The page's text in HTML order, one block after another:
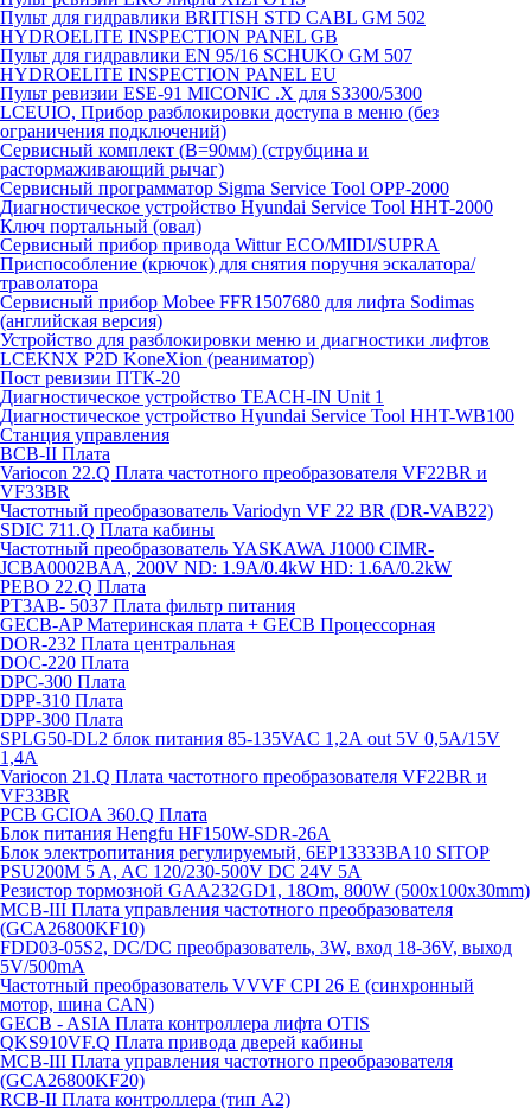
Пульт для гидравлики BRITISH STD CABL GM 502
HYDROELITE INSPECTION PANEL GB
Пульт для гидравлики EN 95/16 SCHUKO GM 507
HYDROELITE INSPECTION PANEL EU
Пульт ревизии ESE-91 MICONIC .X для S3300/5300
LCEUIO, Прибор разблокировки доступа в меню (без
ограничения подключений)
Сервисный комплект (В=90мм) (струбцина и
растормаживающий рычаг)
Сервисный программатор Sigma Service Tool OPP-2000
Диагностическое устройство Hyundai Service Tool HHT-2000
Ключ портальный (овал)
Сервисный прибор привода Wittur ECO/MIDI/SUPRA
Приспособление (крючок) для снятия поручня эскалатора/
траволатора
Сервисный прибор Mobee FFR1507680 для лифта Sodimas
(английская версия)
Устройство для разблокировки меню и диагностики лифтов
LCEKNX P2D KoneXion (реаниматор)
Пост ревизии ПТК-20
Диагностическое устройство TEACH-IN Unit 1
Диагностическое устройство Hyundai Service Tool HHT-WB100
Станция управления
BCB-II Плата
Variocon 22.Q Плата частотного преобразователя VF22BR и
VF33BR
Частотный преобразователь Variodyn VF 22 BR (DR-VAB22)
SDIC 711.Q Плата кабины
Частотный преобразователь YASKAWA J1000 CIMR-
JCBA0002BAA, 200V ND: 1.9A/0.4kW HD: 1.6A/0.2kW
PEBO 22.Q Плата
РТ3АВ- 5037 Плата фильтр питания
GECB-AP Материнская плата + GECB Процессорная
DOR-232 Плата центральная
DOC-220 Плата
DPC-300 Плата
DPP-310 Плата
DPP-300 Плата
SPLG50-DL2 блок питания 85-135VAC 1,2А out 5V 0,5А/15V
1,4А
Variocon 21.Q Плата частотного преобразователя VF22BR и
VF33BR
PCB GCIOA 360.Q Плата
Блок питания Hengfu HF150W-SDR-26A
Блок электропитания регулируемый, 6EP13333BA10 SITOP
PSU200M 5 A, AC 120/230-500V DC 24V 5A
Резистор тормозной GAA232GD1, 18Om, 800W (500x100x30mm)
MCB-III Плата управления частотного преобразователя
(GCA26800KF10)
FDD03-05S2, DC/DC преобразователь, 3W, вход 18-36V, выход
5V/500mA
Частотный преобразователь VVVF CPI 26 E (синхронный
мотор, шина CAN)
GECB - ASIA Плата контроллера лифта OTIS
QKS910VF.Q Плата привода дверей кабины
MCB-III Плата управления частотного преобразователя
(GCA26800KF20)
RCB-II Плата контроллера (тип A2)